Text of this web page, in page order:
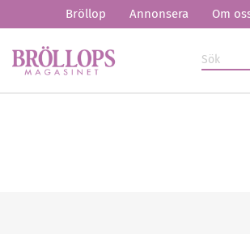
Bröllop Annonsera Om